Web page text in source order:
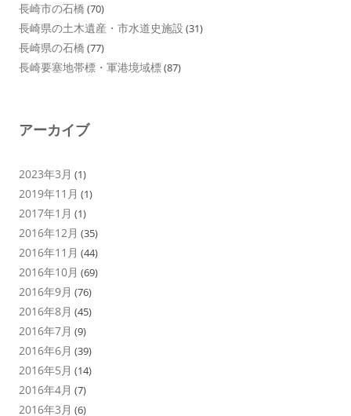
長崎市の石橋 (70)
長崎県の土木遺産・市水道史施設 (31)
長崎県の石橋 (77)
長崎要塞地帯標・軍港境域標(87)
アーカイブ
2023年3月 (1)
2019年11月 (1)
2017年1月 (1)
2016年12月 (35)
2016年11月 (44)
2016年10月 (69)
2016年9月 (76)
2016年8月 (45)
2016年7月 (9)
2016年6月 (39)
2016年5月 (14)
2016年4月 (7)
2016年3月 (6)